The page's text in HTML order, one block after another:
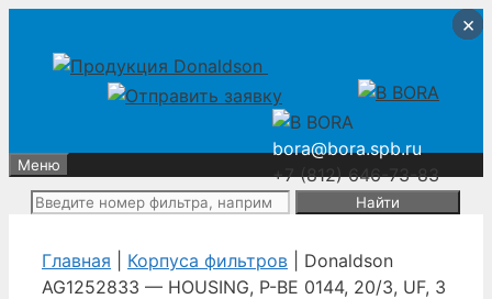
содержимому
содержимому
bora@bora.spb.ru
+7 (812) 646-73-83
Меню
Поиск:
Главная Корпуса фильтров | Donaldson
AG1252833 — HOUSING, P-BE 0144, 20/3, UF, 3
×
×
×
×